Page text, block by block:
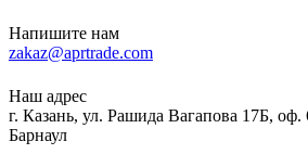
Напишите нам
zakaz@aprtrade.com
Наш адрес
г. Казань, ул. Рашида Вагапова 17Б, оф.
Барнаул